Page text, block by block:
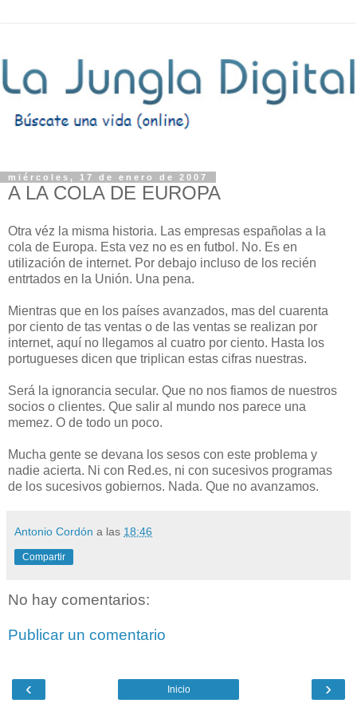
miércoles, 17 de enero de 2007
A LA COLA DE EUROPA
Otra véz la misma historia. Las empresas españolas a la
cola de Europa. Esta vez no es en futbol. No. Es en
utilización de internet. Por debajo incluso de los recién
entrtados en la Unión. Una pena.
Mientras que en los países avanzados, mas del cuarenta
por ciento de tas ventas o de las ventas se realizan por
internet, aquí no llegamos al cuatro por ciento. Hasta los
portugueses dicen que triplican estas cifras nuestras.
Será la ignorancia secular. Que no nos fiamos de nuestros
socios o clientes. Que salir al mundo nos parece una
memez. O de todo un poco.
Mucha gente se devana los sesos con este problema y
nadie acierta. Ni con Red.es, ni con sucesivos programas
de los sucesivos gobiernos. Nada. Que no avanzamos.
Antonio Cordón a las 18:46
Compartir
No hay comentarios:
Publicar un comentario
‹ ›
Inicio